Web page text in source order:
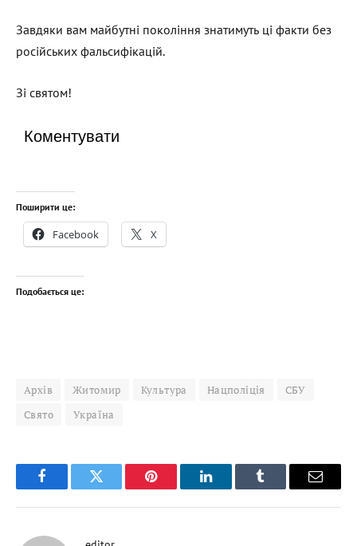
Завдяки вам майбутні покоління знатимуть ці факти без
російських фальсифікацій.
Зі святом!
Коментувати
Поширити це:
Facebook X
Подобається це:
Архів Житомир Культура Нацполіція
СБУ
Свято
Україна
FacebookTwitter Pinterest LinkedInTumblr Email